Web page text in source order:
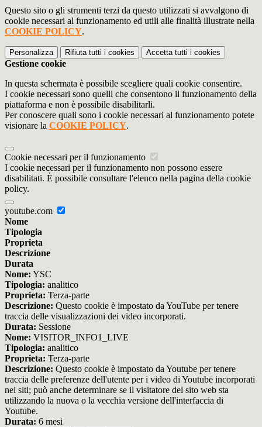
Questo sito o gli strumenti terzi da questo utilizzati si avvalgono di
cookie necessari al funzionamento ed utili alle finalità illustrate nella
COOKIE POLICY.
Personalizza Rifiuta tutti i cookies Accetta tutti i cookies
Gestione cookie
In questa schermata è possibile scegliere quali cookie consentire.
I cookie necessari sono quelli che consentono il funzionamento della
piattaforma e non è possibile disabilitarli.
Per conoscere quali sono i cookie necessari al funzionamento potete
visionare la COOKIE POLICY.
Cookie necessari per il funzionamento
I cookie necessari per il funzionamento non possono essere
disabilitati. È possibile consultare l'elenco nella pagina della cookie
policy.
youtube.com
Nome
Tipologia
Proprieta
Descrizione
Durata
Nome: YSC
Tipologia: analitico
Proprieta: Terza-parte
Descrizione: Questo cookie è impostato da YouTube per tenere
traccia delle visualizzazioni dei video incorporati.
Durata: Sessione
Nome: VISITOR_INFO1_LIVE
Tipologia: analitico
Proprieta: Terza-parte
Descrizione: Questo cookie è impostato da Youtube per tenere
traccia delle preferenze dell'utente per i video di Youtube incorporati
nei siti; può anche determinare se il visitatore del sito web sta
utilizzando la nuova o la vecchia versione dell'interfaccia di
Youtube.
Durata: 6 mesi